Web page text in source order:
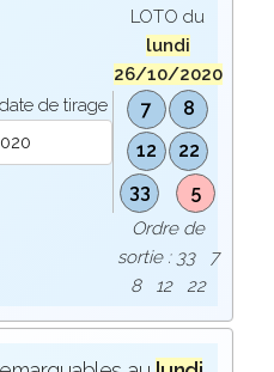
de tirage
LOTO du
lundi
26/10/2020
7
8
12
22
33
5
Ordre de
sortie : 33 7
8 12 22